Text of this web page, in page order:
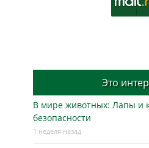
Это
В мире животных: Лапы и
безопасности
1 неделя назад